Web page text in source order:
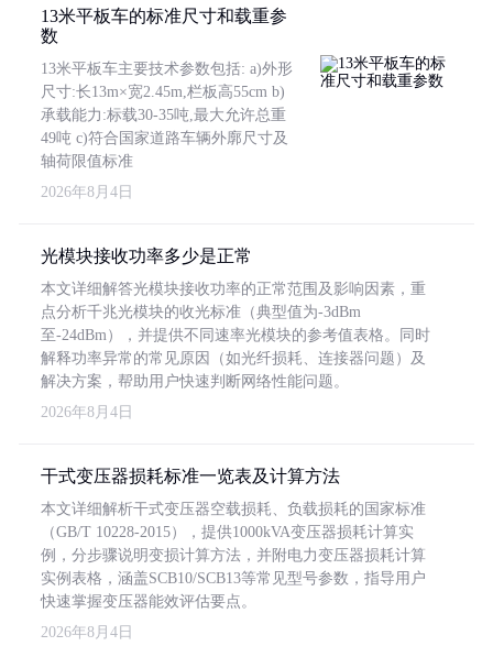
13米平板车的标准尺寸和载重参
数
13米平板车主要技术参数包括: a)外形
尺寸:长13m×宽2.45m,栏板高55cm b)
承载能力:标载30-35吨,最大允许总重
49吨 c)符合国家道路车辆外廓尺寸及
轴荷限值标准
2026年8月4日
光模块接收功率多少是正常
本文详细解答光模块接收功率的正常范围及影响因素，重
点分析千兆光模块的收光标准（典型值为-3dBm
至-24dBm），并提供不同速率光模块的参考值表格。同时
解释功率异常的常见原因（如光纤损耗、连接器问题）及
解决方案，帮助用户快速判断网络性能问题。
2026年8月4日
干式变压器损耗标准一览表及计算方法
本文详细解析干式变压器空载损耗、负载损耗的国家标准
（GB/T 10228-2015），提供1000kVA变压器损耗计算实
例，分步骤说明变损计算方法，并附电力变压器损耗计算
实例表格，涵盖SCB10/SCB13等常见型号参数，指导用户
快速掌握变压器能效评估要点。
2026年8月4日